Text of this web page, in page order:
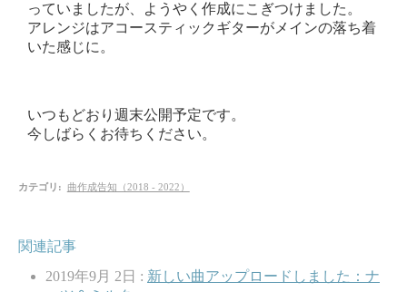
っていましたが、ようやく作成にこぎつけました。
アレンジはアコースティックギターがメインの落ち着
いた感じに。
いつもどおり週末公開予定です。
今しばらくお待ちください。
カテゴリ : 曲作成告知（2018 - 2022）
関連記事
2019年9月 2日 : 新しい曲アップロードしました：ナ